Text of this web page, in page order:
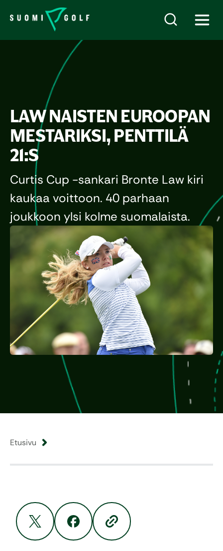
LAW NAISTEN EUROOPAN
MESTARIKSI, PENTTILÄ
21:S
Curtis Cup -sankari Bronte Law kiri
kaukaa voittoon. 40 parhaan
joukkoon ylsi kolme suomalaista.
Etusivu